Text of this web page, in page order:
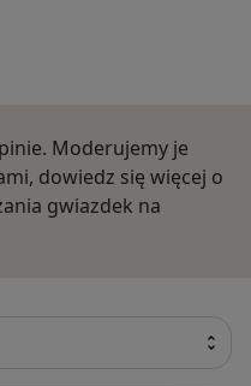
Moderujemy je
dowiedz się więcej o
gwiazdek na